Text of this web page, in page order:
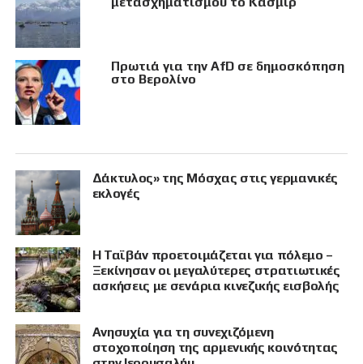
Πρωτιά για την AfD σε δημοσκόπηση
στο Βερολίνο
Δάκτυλος» της Μόσχας στις γερμανικές
εκλογές
Η Ταϊβάν προετοιμάζεται για πόλεμο –
Ξεκίνησαν οι μεγαλύτερες στρατιωτικές
ασκήσεις με σενάρια κινεζικής εισβολής
Ανησυχία για τη συνεχιζόμενη
στοχοποίηση της αρμενικής κοινότητας